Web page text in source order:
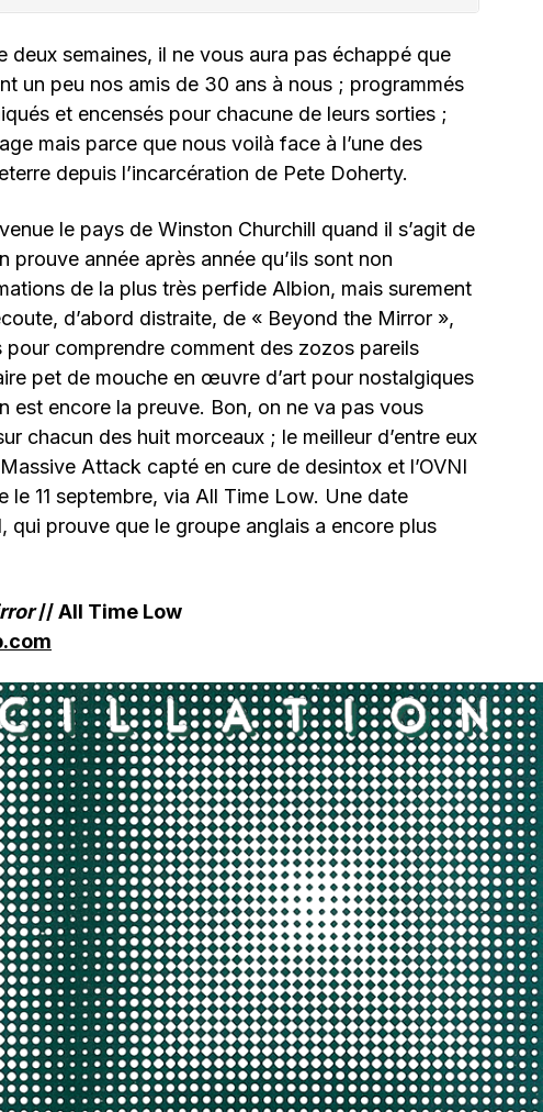
deux semaines, il ne vous aura pas échappé que
un peu nos amis de 30 ans à nous ; programmés
et encensés pour chacune de leurs sorties ;
mais parce que nous voilà face à l’une des
depuis l’incarcération de Pete Doherty.
le pays de Winston Churchill quand il s’agit de
prouve année après année qu’ils sont non
de la plus très perfide Albion, mais surement
d’abord distraite, de « Beyond the Mirror »,
comprendre comment des zozos pareils
pet de mouche en œuvre d’art pour nostalgiques
est encore la preuve. Bon, on ne va pas vous
chacun des huit morceaux ; le meilleur d’entre eux
Attack capté en cure de desintox et l’OVNI
le 11 septembre, via All Time Low. Une date
qui prouve que le groupe anglais a encore plus
// All Time Low